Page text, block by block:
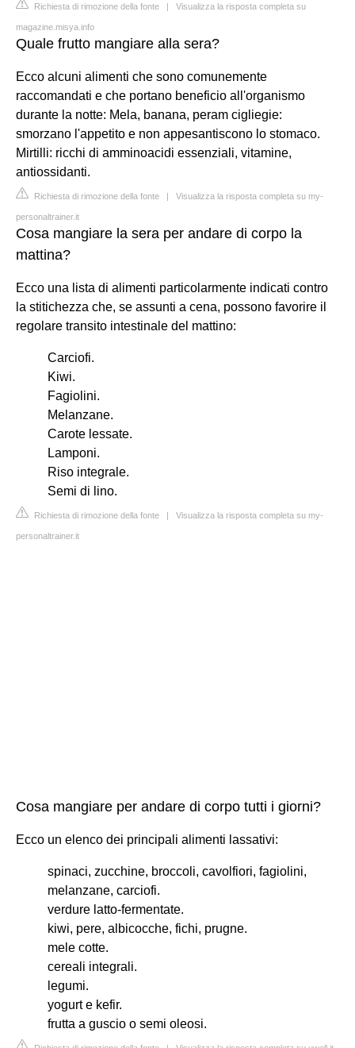
Richiesta di rimozione della fonte | Visualizza la risposta completa su
magazine.misya.info
Quale frutto mangiare alla sera?
Ecco alcuni alimenti che sono comunemente
raccomandati e che portano beneficio all'organismo
durante la notte: Mela, banana, peram cigliegie:
smorzano l'appetito e non appesantiscono lo stomaco.
Mirtilli: ricchi di amminoacidi essenziali, vitamine,
antiossidanti.
Richiesta di rimozione della fonte | Visualizza la risposta completa su my-
personaltrainer.it
Cosa mangiare la sera per andare di corpo la
mattina?
Ecco una lista di alimenti particolarmente indicati contro
la stitichezza che, se assunti a cena, possono favorire il
regolare transito intestinale del mattino:
Carciofi.
Kiwi.
Fagiolini.
Melanzane.
Carote lessate.
Lamponi.
Riso integrale.
Semi di lino.
Richiesta di rimozione della fonte | Visualizza la risposta completa su my-
personaltrainer.it
Cosa mangiare per andare di corpo tutti i giorni?
Ecco un elenco dei principali alimenti lassativi:
spinaci, zucchine, broccoli, cavolfiori, fagiolini,
melanzane, carciofi.
verdure latto-fermentate.
kiwi, pere, albicocche, fichi, prugne.
mele cotte.
cereali integrali.
legumi.
yogurt e kefir.
frutta a guscio o semi oleosi.